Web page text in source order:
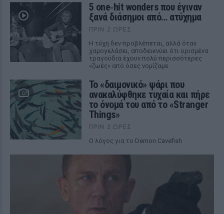
5 one‑hit wonders που έγιναν
ξανά διάσημοι από… ατύχημα
ΠΡΙΝ 2 ΏΡΕΣ
Η τύχη δεν προβλέπεται, αλλά όταν
χαμογελάσει, αποδεικνύει ότι ορισμένα
τραγούδια έχουν πολύ περισσότερες
«ζωές» από όσες νομίζαμε
Το «δαιμονικό» ψάρι που
ανακαλύφθηκε τυχαία και πήρε
το όνομά του από το «Stranger
Things»
ΠΡΙΝ 2 ΏΡΕΣ
Ο λόγος για το Demon Cavefish